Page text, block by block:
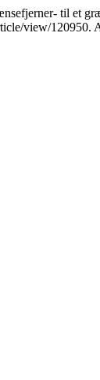
til et
view/120950.